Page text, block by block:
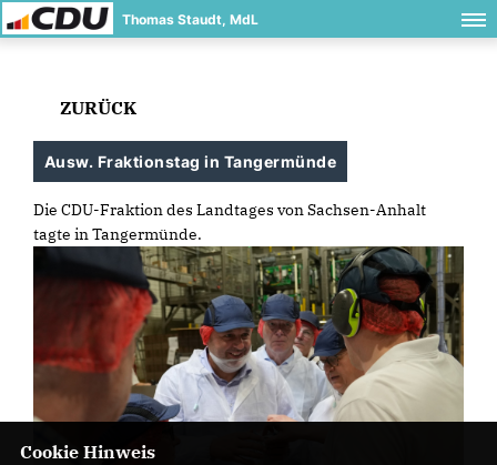
Thomas Staudt, MdL
ZURÜCK
Ausw. Fraktionstag in Tangermünde
Die CDU-Fraktion des Landtages von Sachsen-Anhalt
tagte in Tangermünde.
Cookie Hinweis